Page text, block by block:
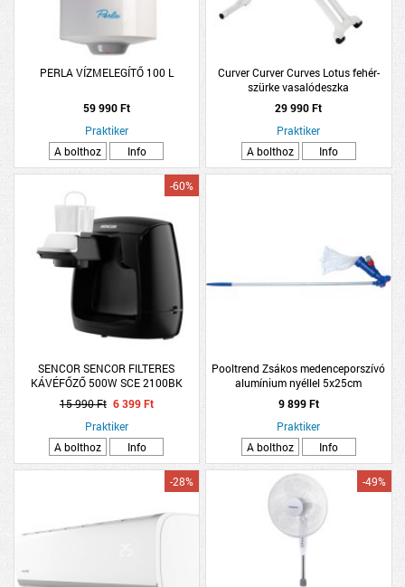
PERLA VÍZMELEGÍTŐ 100 L
59 990 Ft
Praktiker
A bolthoz
Info
Curver Curver Curves Lotus fehér-
szürke vasalódeszka
29 990 Ft
Praktiker
A bolthoz
Info
SENCOR SENCOR FILTERES
KÁVÉFŐZŐ 500W SCE 2100BK
-60%
15 990 Ft 6 399 Ft
Praktiker
A bolthoz
Info
Pooltrend Zsákos medenceporszívó
alumínium nyéllel 5x25cm
9 899 Ft
Praktiker
A bolthoz
Info
-28% -49%